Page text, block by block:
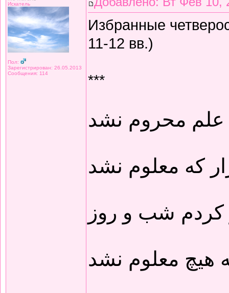
Искатель
Пол:
Зарегистрирован: 26.05.2013
Сообщения: 114
Избранные
11-12 вв.)
***
محروم نشد
که معلوم نشد
کردم شب و روز
هیچ معلوم نشد